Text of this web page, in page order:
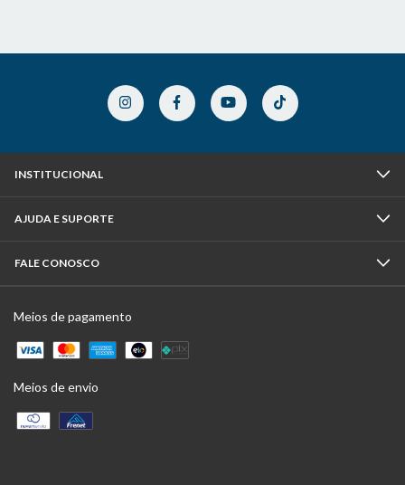
INSTITUCIONAL
AJUDA E SUPORTE
FALE CONOSCO
Meios de pagamento
Meios de envio